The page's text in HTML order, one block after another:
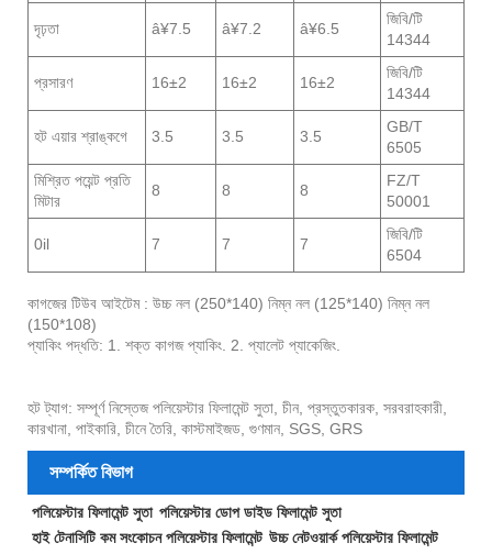
দৃঢ়তা â¥7.5 â¥7.2 â¥6.5
জিবি/টি
14344
প্রসারণ 16±2 16±2 16±2
জিবি/টি
14344
হট এয়ার শ্রাঙ্কগে 3.5 3.5 3.5
GB/T
6505
মিশ্রিত পয়েন্ট প্রতি
মিটার
8 8 8
FZ/T
50001
0il 7 7 7
জিবি/টি
6504
কাগজের টিউব আইটেম : উচ্চ নল (250*140) নিম্ন নল (125*140) নিম্ন নল
(150*108)
প্যাকিং পদ্ধতি: 1. শক্ত কাগজ প্যাকিং. 2. প্যালেট প্যাকেজিং.
হট ট্যাগ: সম্পূর্ণ নিস্তেজ পলিয়েস্টার ফিলামেন্ট সুতা, চীন, প্রস্তুতকারক, সরবরাহকারী,
কারখানা, পাইকারি, চীনে তৈরি, কাস্টমাইজড, গুণমান, SGS, GRS
সম্পর্কিত বিভাগ
পলিয়েস্টার ফিলামেন্ট সুতা পলিয়েস্টার ডোপ ডাইড ফিলামেন্ট সুতা
হাই টেনাসিটি কম সংকোচন পলিয়েস্টার ফিলামেন্ট উচ্চ নেটওয়ার্ক পলিয়েস্টার ফিলামেন্ট